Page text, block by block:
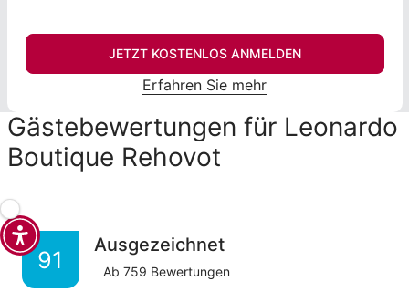
JETZT KOSTENLOS ANMELDEN
Erfahren Sie mehr
Gästebewertungen für Leonardo
Boutique Rehovot
91
Ausgezeichnet
Ab 759 Bewertungen